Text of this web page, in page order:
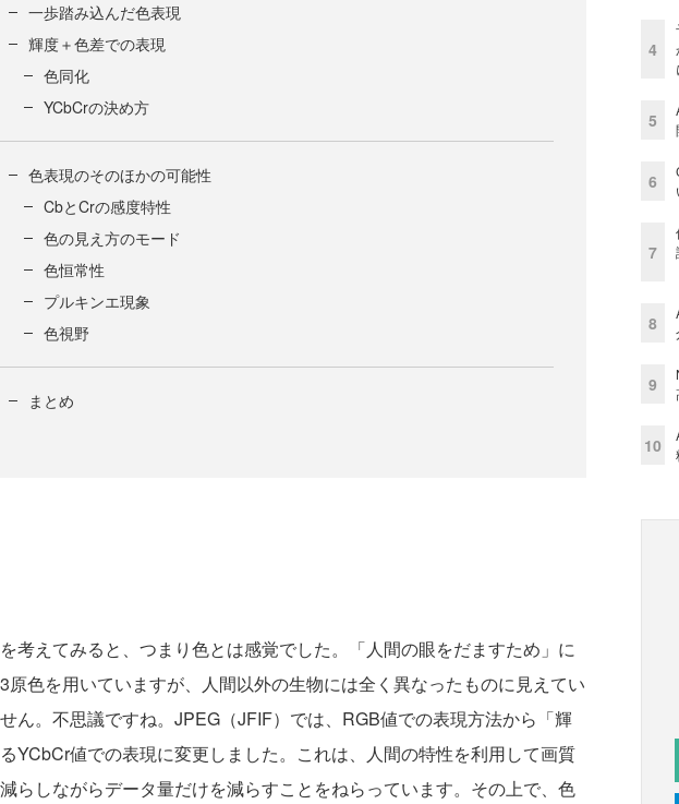
一歩踏み込んだ色表現
輝度＋色差での表現
色同化
YCbCrの決め方
色表現のそのほかの可能性
CbとCrの感度特性
色の見え方のモード
色恒常性
プルキンエ現象
色視野
まとめ
考えてみると、つまり色とは感覚でした。「人間の眼をだますため」に
原色を用いていますが、人間以外の生物には全く異なったものに見えてい
ん。不思議ですね。JPEG（JFIF）では、RGB値での表現方法から「輝
YCbCr値での表現に変更しました。これは、人間の特性を利用して画質
らしながらデータ量だけを減らすことをねらっています。その上で、色
4
5
6
7
8
9
10